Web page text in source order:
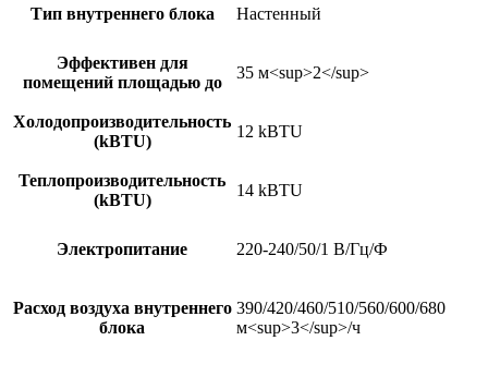
Тип внутреннего блока Настенный
Эффективен для
помещений площадью до
35 м<sup>2</sup>
Холодопроизводительность
(kBTU)
12 kBTU
Теплопроизводительность
(kBTU)
14 kBTU
Электропитание 220-240/50/1 В/Гц/Ф
Расход воздуха внутреннего
блока
390/420/460/510/560/600/680
м<sup>3</sup>/ч